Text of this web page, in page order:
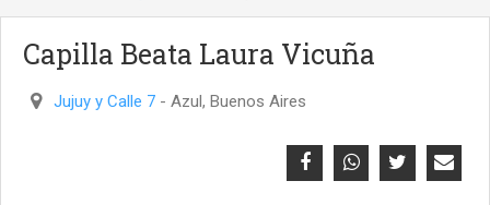
Capilla Beata Laura Vicuña
Jujuy y Calle 7 - Azul, Buenos Aires